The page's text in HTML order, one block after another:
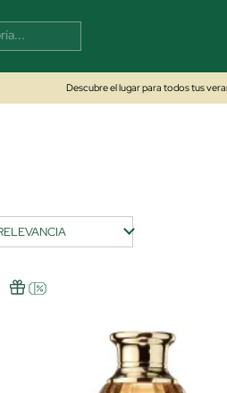
Descubre el lugar para todos tus